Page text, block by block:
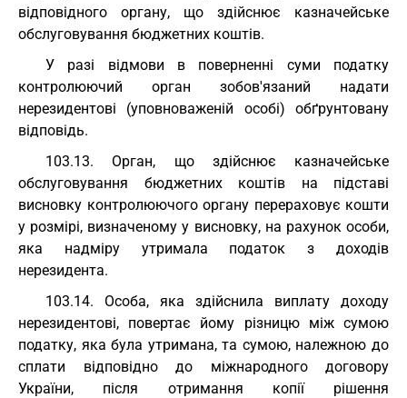
відповідного органу, що здійснює казначейське
обслуговування бюджетних коштів.
У разі відмови в поверненні суми податку
контролюючий орган зобов'язаний надати
нерезидентові (уповноваженій особі) обґрунтовану
відповідь.
103.13. Орган, що здійснює казначейське
обслуговування бюджетних коштів на підставі
висновку контролюючого органу перераховує кошти
у розмірі, визначеному у висновку, на рахунок особи,
яка надміру утримала податок з доходів
нерезидента.
103.14. Особа, яка здійснила виплату доходу
нерезидентові, повертає йому різницю між сумою
податку, яка була утримана, та сумою, належною до
сплати відповідно до міжнародного договору
України, після отримання копії рішення